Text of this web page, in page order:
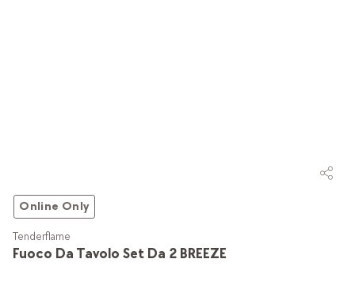
Online Only
Fuoco Da Tavolo Set Da 2 BREEZE
Tenderflame